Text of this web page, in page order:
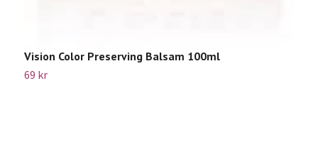
Vision Color Preserving Balsam 100ml
69 kr